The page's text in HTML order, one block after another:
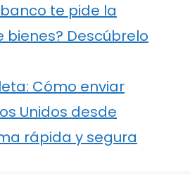
te pide la
Descúbrelo
Cómo enviar
Unidos desde
rápida y segura